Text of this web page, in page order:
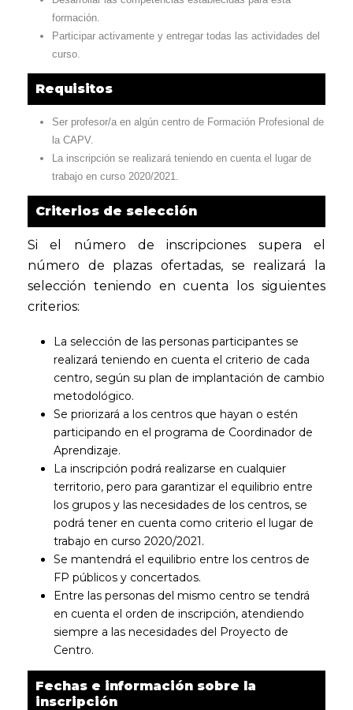
formación.
Participar activamente y entregar todas las actividades del
curso.
Requisitos
Ser profesor/a en algún centro de Formación Profesional de
la CAPV.
La inscripción se realizará teniendo en cuenta el lugar de
trabajo en curso 2020/2021.
Criterios de selección
Si el número de inscripciones supera el
número de plazas ofertadas, se realizará la
selección teniendo en cuenta los siguientes
criterios:
La selección de las personas participantes se
realizará teniendo en cuenta el criterio de cada
centro, según su plan de implantación de cambio
metodológico.
Se priorizará a los centros que hayan o estén
participando en el programa de Coordinador de
Aprendizaje.
La inscripción podrá realizarse en cualquier
territorio, pero para garantizar el equilibrio entre
los grupos y las necesidades de los centros, se
podrá tener en cuenta como criterio el lugar de
trabajo en curso 2020/2021.
Se mantendrá el equilibrio entre los centros de
FP públicos y concertados.
Entre las personas del mismo centro se tendrá
en cuenta el orden de inscripción, atendiendo
siempre a las necesidades del Proyecto de
Centro.
Fechas e información sobre la
inscripción